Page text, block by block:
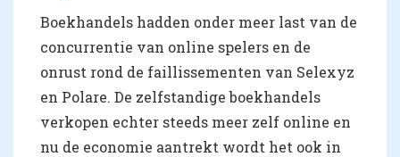
Boekhandels hadden onder meer last van de
concurrentie van online spelers en de
onrust rond de faillissementen van Selexyz
en Polare. De zelfstandige boekhandels
verkopen echter steeds meer zelf online en
nu de economie aantrekt wordt het ook in